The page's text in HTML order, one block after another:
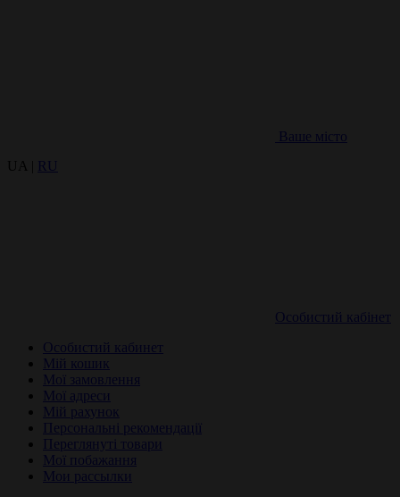
Ваше місто
UA |
RU
Особистий кабінет
Особистий кабинет
Мій кошик
Мої замовлення
Мої адреси
Мій рахунок
Персональні рекомендації
Переглянуті товари
Мої побажання
Мои рассылки